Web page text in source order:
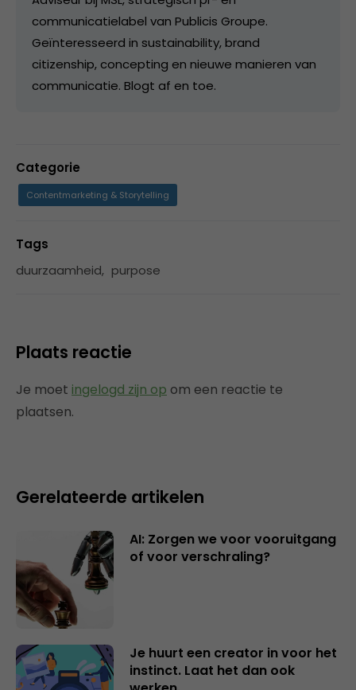
communicatielabel van Publicis Groupe.
Geïnteresseerd in sustainability, brand
citizenship, concepting en nieuwe manieren van
communicatie. Blogt af en toe.
Categorie
Contentmarketing & Storytelling
Tags
duurzaamheid, purpose
Plaats reactie
Je moet ingelogd zijn op om een reactie te
plaatsen.
Gerelateerde artikelen
AI: Zorgen we voor vooruitgang
of voor verschraling?
Je huurt een creator in voor het
instinct. Laat het dan ook